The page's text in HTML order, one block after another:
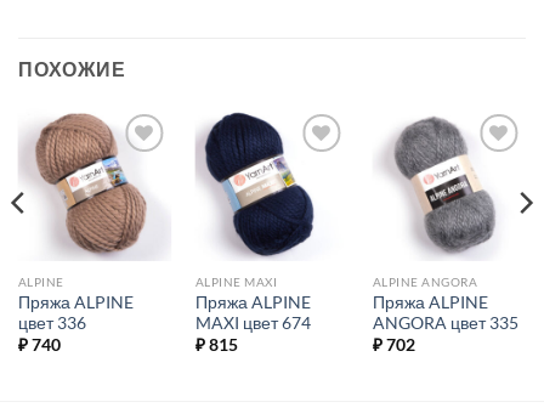
ПОХОЖИЕ
Добавить в
избранное.
ALPINE
Пряжа ALPINE
цвет 336
₽740
Добавить в
избранное.
ALPINE MAXI
Пряжа ALPINE
MAXI цвет 674
₽815
Добавить в
избранное.
ALPINE ANGORA
Пряжа ALPINE
ANGORA цвет 335
₽702